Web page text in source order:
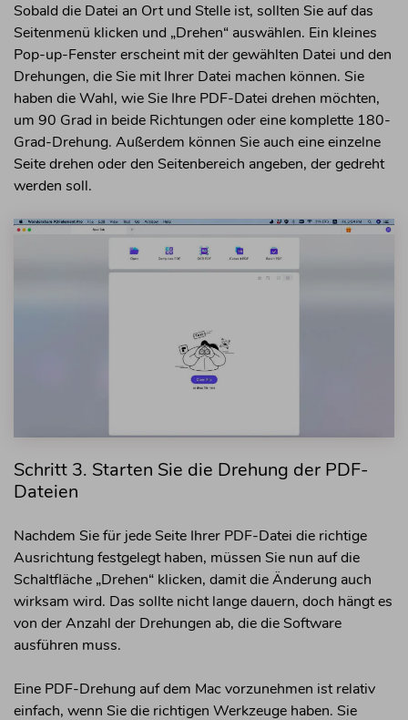
Sobald die Datei an Ort und Stelle ist, sollten Sie auf das
Seitenmenü klicken und „Drehen“ auswählen. Ein kleines
Pop-up-Fenster erscheint mit der gewählten Datei und den
Drehungen, die Sie mit Ihrer Datei machen können. Sie
haben die Wahl, wie Sie Ihre PDF-Datei drehen möchten,
um 90 Grad in beide Richtungen oder eine komplette 180-
Grad-Drehung. Außerdem können Sie auch eine einzelne
Seite drehen oder den Seitenbereich angeben, der gedreht
werden soll.
Schritt 3. Starten Sie die Drehung der PDF-
Dateien
Nachdem Sie für jede Seite Ihrer PDF-Datei die richtige
Ausrichtung festgelegt haben, müssen Sie nun auf die
Schaltfläche „Drehen“ klicken, damit die Änderung auch
wirksam wird. Das sollte nicht lange dauern, doch hängt es
von der Anzahl der Drehungen ab, die die Software
ausführen muss.
Eine PDF-Drehung auf dem Mac vorzunehmen ist relativ
einfach, wenn Sie die richtigen Werkzeuge haben. Sie